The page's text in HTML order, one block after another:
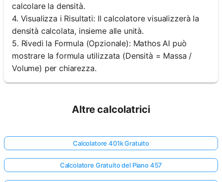
calcolare la densità.
4. Visualizza i Risultati: Il calcolatore visualizzerà la
densità calcolata, insieme alle unità.
5. Rivedi la Formula (Opzionale): Mathos AI può
mostrare la formula utilizzata (Densità = Massa /
Volume) per chiarezza.
Altre calcolatrici
Calcolatore 401k Gratuito
Calcolatore Gratuito del Piano 457